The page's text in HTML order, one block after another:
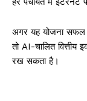
अगर यह योजना
तो AI-चालित वित्तीय
रख सकता है।